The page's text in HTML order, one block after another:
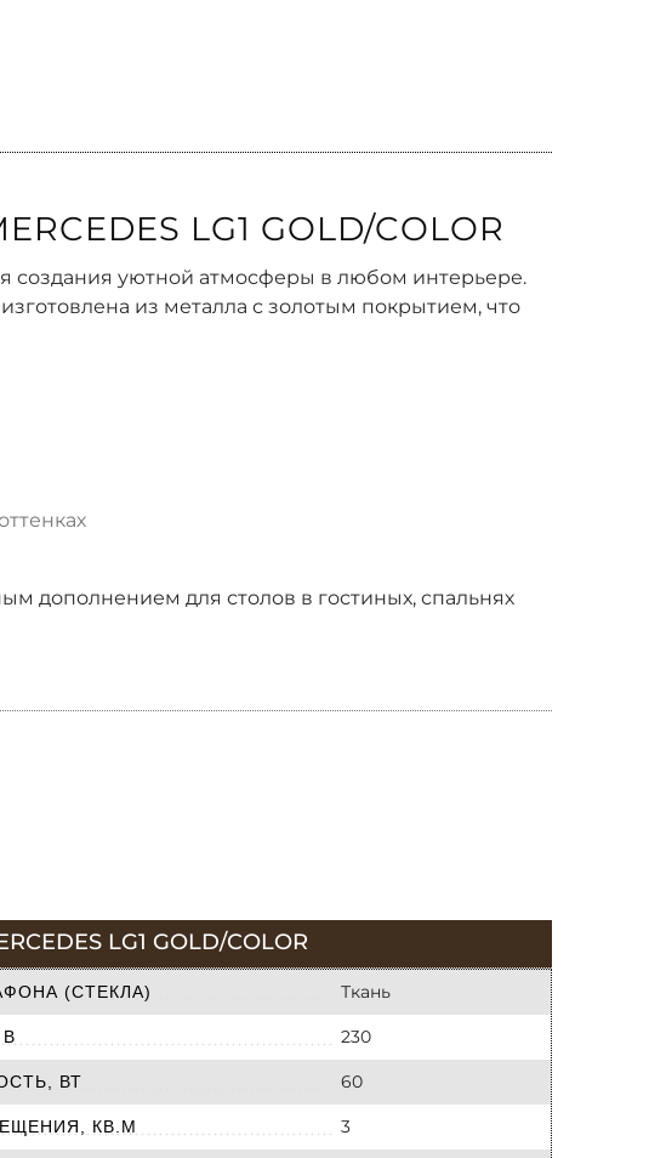
LG1 GOLD/COLOR
создания уютной атмосферы в любом интерьере.
из металла с золотым покрытием, что
дополнением для столов в гостиных, спальнях
LG1 GOLD/COLOR
(СТЕКЛА) Ткань
230
ВТ 60
КВ.М 3